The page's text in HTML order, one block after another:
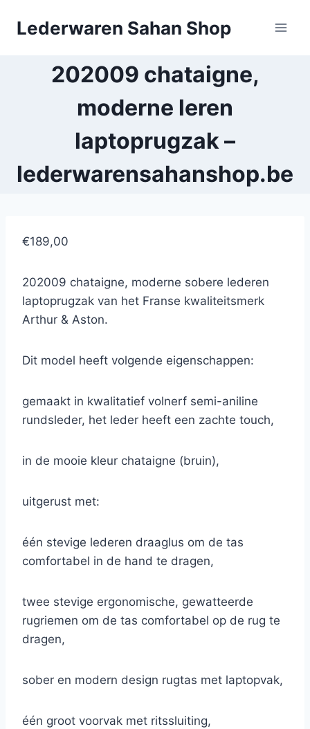
Lederwaren Sahan Shop
202009 chataigne,
moderne leren
laptoprugzak –
lederwarensahanshop.be
€189,00
202009 chataigne, moderne sobere lederen
laptoprugzak van het Franse kwaliteitsmerk
Arthur & Aston.
Dit model heeft volgende eigenschappen:
gemaakt in kwalitatief volnerf semi-aniline
rundsleder, het leder heeft een zachte touch,
in de mooie kleur chataigne (bruin),
uitgerust met:
één stevige lederen draaglus om de tas
comfortabel in de hand te dragen,
twee stevige ergonomische, gewatteerde
rugriemen om de tas comfortabel op de rug te
dragen,
sober en modern design rugtas met laptopvak,
één groot voorvak met ritssluiting,